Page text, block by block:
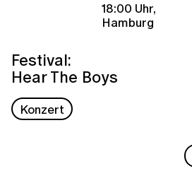
18:00 Uhr,
Hamburg
Festival:
Hear The Boys
Konzert